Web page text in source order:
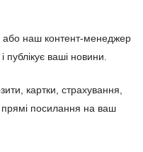
наш контент-менеджер
публікує ваші новини.
картки, страхування,
прямі посилання на ваш